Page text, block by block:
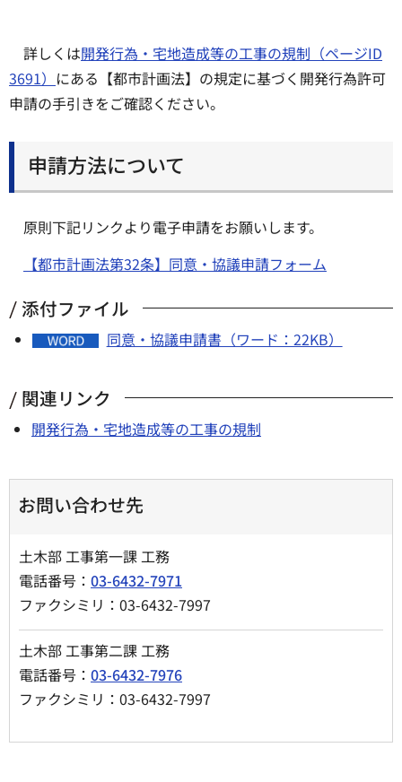
詳しくは開発行為・宅地造成等の工事の規制（ページID
3691） にある【都市計画法】の規定に基づく開発行為許可
申請の手引きをご確認ください。
申請方法について
原則下記リンクより電子申請をお願いします。
【都市計画法第32条】同意・協議申請フォーム
添付ファイル
同意・協議申請書（ワード：22KB）
関連リンク
開発行為・宅地造成等の工事の規制
お問い合わせ先
土木部 工事第一課 工務
電話番号： 03-6432-7971
ファクシミリ：03-6432-7997
土木部 工事第二課 工務
電話番号： 03-6432-7976
ファクシミリ：03-6432-7997